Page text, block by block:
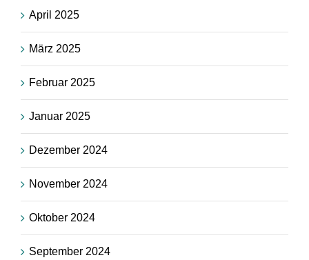
April 2025
März 2025
Februar 2025
Januar 2025
Dezember 2024
November 2024
Oktober 2024
September 2024